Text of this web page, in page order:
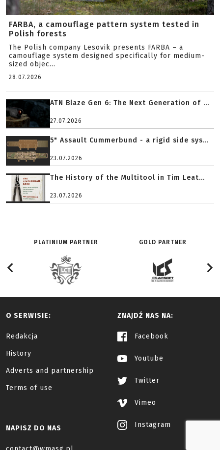
FARBA, a camouflage pattern system tested in
Polish forests
The Polish company Lesovik presents FARBA – a
camouflage system designed specifically for medium-
sized objec...
28.07.2026
ATN Blaze Gen 6: The Next Generation of ...
27.07.2026
5" Assault Cummerbund - a rigid side sys...
23.07.2026
The History of the Multitool in Tim Leat...
23.07.2026
PLATINIUM PARTNER GOLD PARTNER
O SERWISIE:
Redakcja
History
Adverts and partnership
Terms of use
ZNAJDŹ NAS NA:
Facebook
Youtube
Twitter
Vimeo
Instagram
NAPISZ DO NAS